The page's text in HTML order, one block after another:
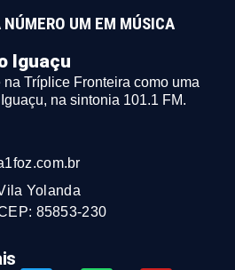
UM EM MÚSICA
Iguaçu
Tríplice Fronteira como uma
na sintonia 101.1 FM.
Yolanda
85853-230